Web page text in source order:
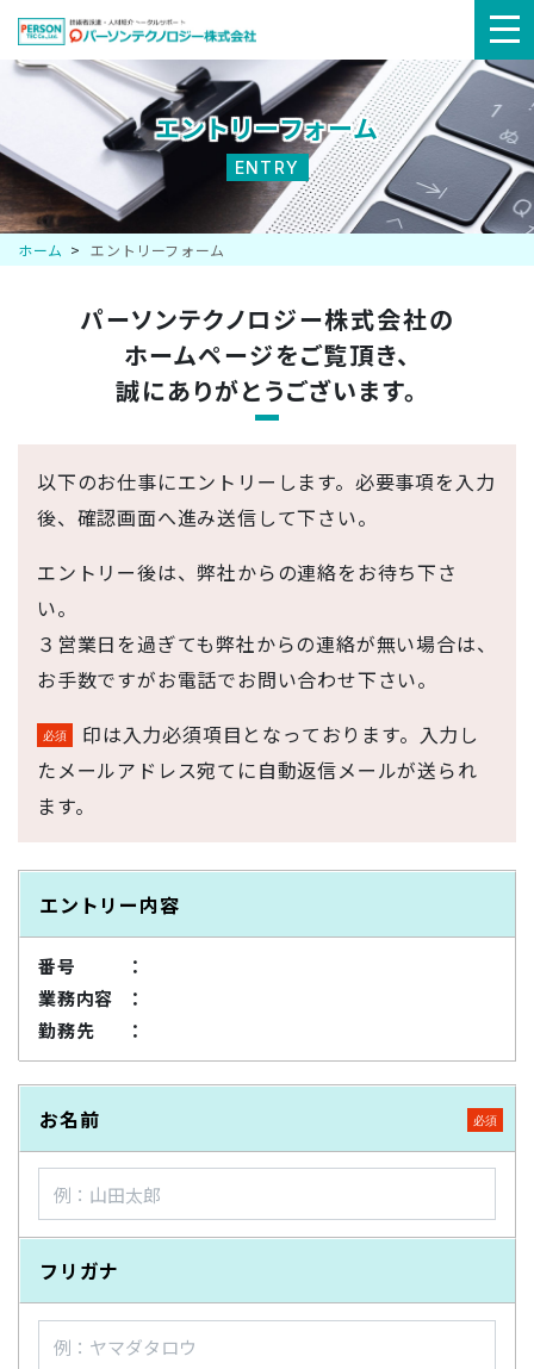
エントリーフォーム
ENTRY
ホーム エントリーフォーム
パーソンテクノロジー株式会社の
ホームページをご覧頂き、
誠にありがとうございます。
以下のお仕事にエントリーします。必要事項を入力
後、確認画面へ進み送信して下さい。
エントリー後は、弊社からの連絡をお待ち下さ
い。
３営業日を過ぎても弊社からの連絡が無い場合は、
お手数ですがお電話でお問い合わせ下さい。
印は入力必須項目となっております。入力し
たメールアドレス宛てに自動返信メールが送られ
ます。
エントリー内容
番号
業務内容
勤務先
お名前
フリガナ
メ
ュ
ー